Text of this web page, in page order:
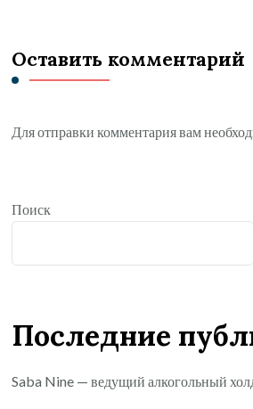
Оставить комментарий
Для отправки комментария вам
Поиск
Последние
Saba Nine — ведущий алкогольный